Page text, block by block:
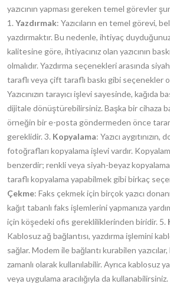
yazıcının yapması gereken temel görevler
1. Yazdırmak: Yazıcıların en temel görevi,
yazdırmaktır. Bu nedenle, ihtiyaç
kalitesine göre, ihtiyacınız olan yazıcının
olmalıdır. Yazdırma seçenekleri arasında
taraflı veya çift taraflı baskı gibi seçenekler
Yazıcınızın tarayıcı işlevi sayesinde, kağıda
dijitale dönüştürebilirsiniz. Başka bir cihaza
örneğin bir e-posta göndermeden önce
gereklidir. 3. Kopyalama: Yazıcı aygıtınızın,
fotoğrafları kopyalama işlevi vardır.
benzerdir; renkli veya siyah-beyaz
taraflı kopyalama yapabilmek gibi birkaç
Çekme: Faks çekmek için birçok yazıcı
kağıt tabanlı faks işlemlerini yapmanıza
için köşedeki ofis gerekliliklerinden biridir. 5.
Kablosuz ağ bağlantısı, yazdırma işlemini
sağlar. Modem ile bağlantı kurabilen
zamanlı olarak kullanılabilir. Ayrıca kablosuz
veya uygulama aracılığıyla da kullanabilirsiniz.